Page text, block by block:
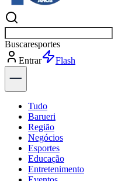
Buscarpolít
Entrar
Explorar
Tudo
Barueri
Região
Negócios
Esportes
Educação
Entretenimento